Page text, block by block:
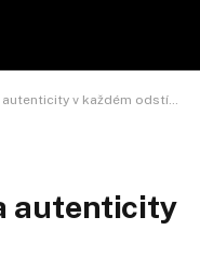
v každém odstínu
autenticity